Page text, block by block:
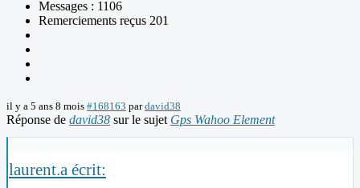
Messages : 1106
Remerciements reçus 201
il y a 5 ans 8 mois #168163 pardavid38
Réponse de david38 sur le sujet Gps Wahoo Element
laurent.a écrit: